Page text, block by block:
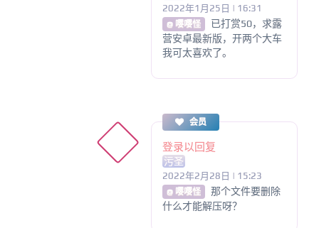
2022年1月25日 | 16:31
@ 嘤嘤怪
已打赏50，求露
营安卓最新版，开两个大车
我可太喜欢了。
会员
登录以回复
污圣
2022年2月28日 | 15:23
@ 嘤嘤怪
那个文件要删除
什么才能解压呀？